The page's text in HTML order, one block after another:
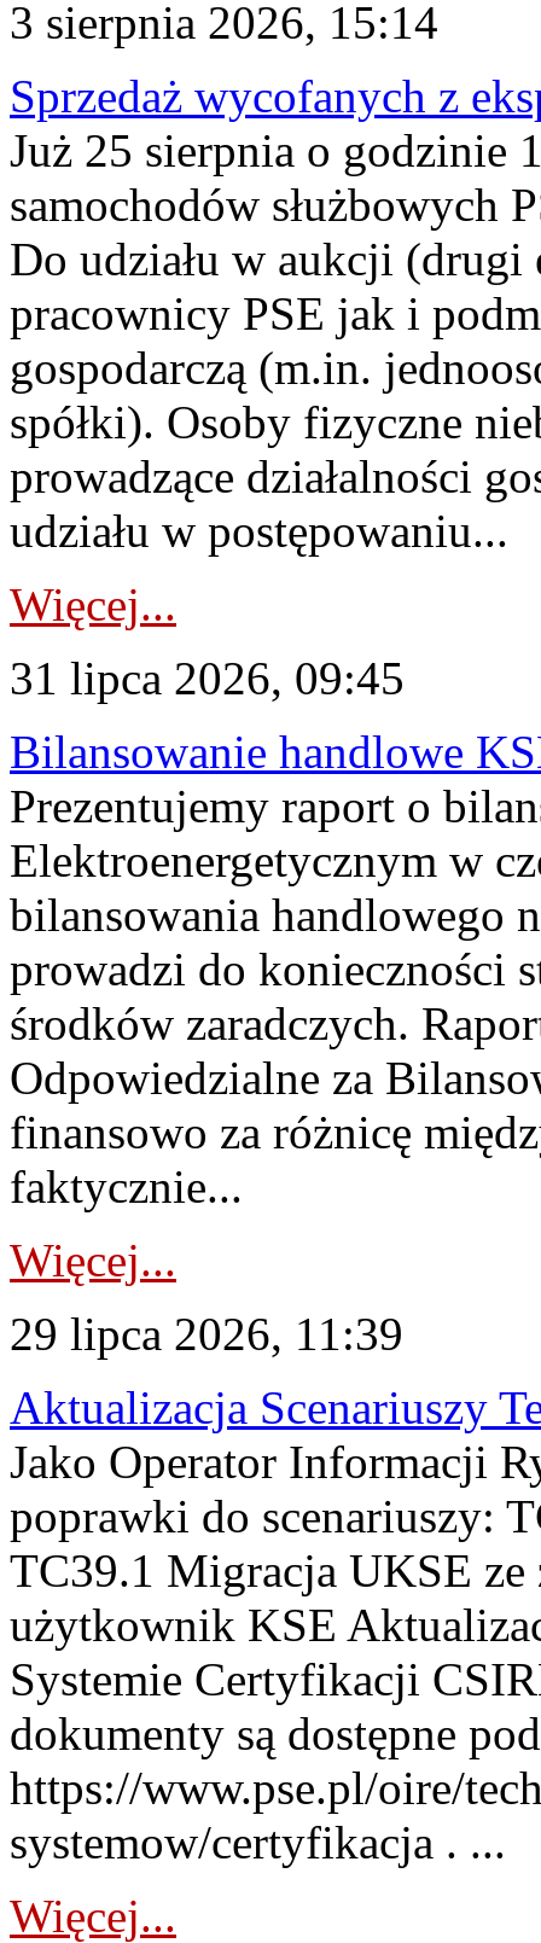
3 sierpnia 2026, 15:14
Sprzedaż wycofanych z
Już 25 sierpnia o godzinie
samochodów służbowych
Do udziału w aukcji (drugi
pracownicy PSE jak i
gospodarczą (m.in.
spółki). Osoby fizyczne
prowadzące działalności
udziału w postępowaniu...
Więcej...
31 lipca 2026, 09:45
Bilansowanie handlowe
Prezentujemy raport o
Elektroenergetycznym w
bilansowania handlowego
prowadzi do konieczności
środków zaradczych.
Odpowiedzialne za
finansowo za różnicę
faktycznie...
Więcej...
29 lipca 2026, 11:39
Aktualizacja Scenariuszy
Jako Operator Informacji
poprawki do scenariuszy:
TC39.1 Migracja UKSE
użytkownik KSE
Systemie Certyfikacji
dokumenty są dostępne
https://www.pse.pl/oire/
systemow/certyfikacja . ...
Więcej...